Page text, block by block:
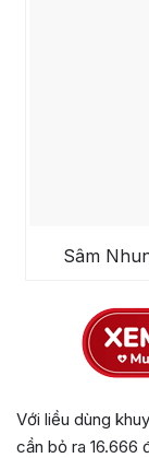
Sâm
Với liều dùng
cần bỏ ra 16.666